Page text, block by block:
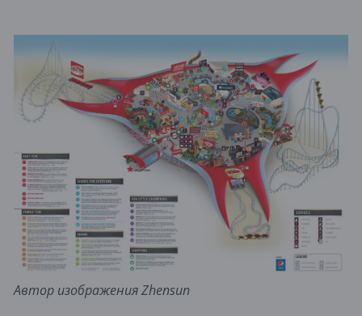
Автор изображения Zhensun